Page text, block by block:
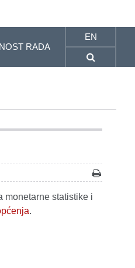
RADA
EN
monetarne statistike i
.